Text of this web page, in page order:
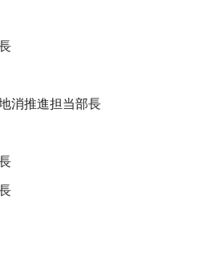
消推進担当部長